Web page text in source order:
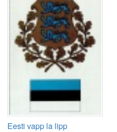
Eesti vapp la lipp